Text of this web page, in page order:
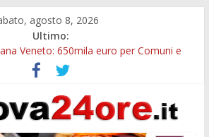
agosto 8, 2026
Ultimo:
Veneto: 650mila euro per Comuni e
le domande: 2,5 milioni per formare
Veneto
astronomia, musica e sapori al